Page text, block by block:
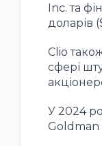
Inc. та
доларів
Clio
сфері
У 2024
Goldman